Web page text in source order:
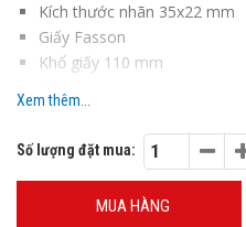
Kích thước nhãn 35x22 mm
Giấy Fasson
Khổ giấy 110 mm
Số lượng càng nhiều giá càng rẻ
Giao hàng nhanh chóng ,tận nơi
Xem thêm...
Số lượng đặt mua:
MUA HÀNG